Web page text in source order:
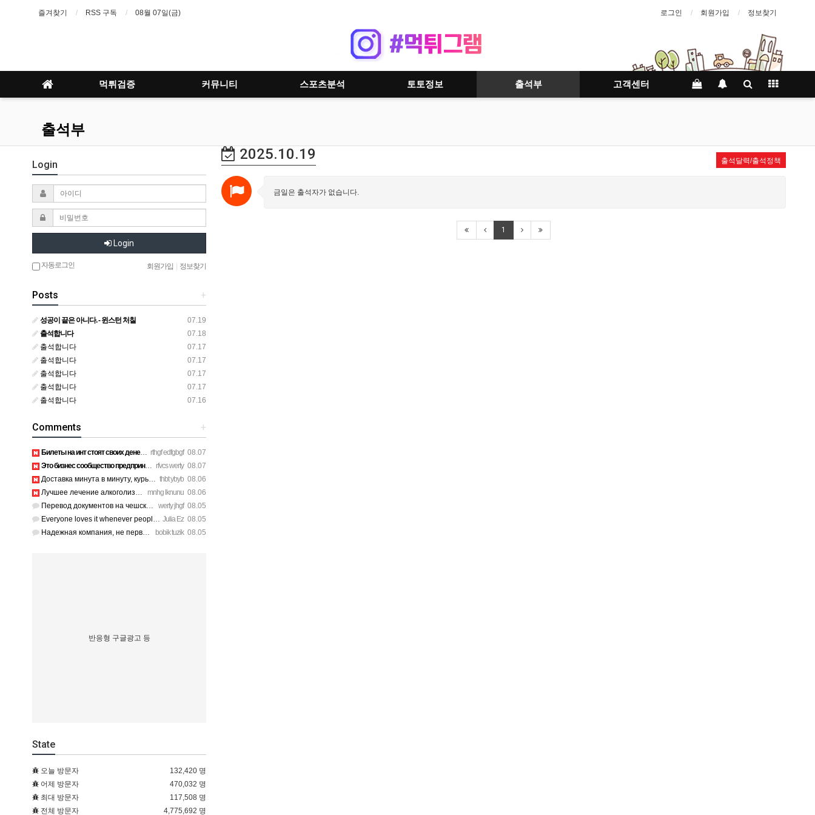
즐겨찾기 RSS 구독 08월 07일(금) 로그인 회원가입 정보찾기
먹튀검증 커뮤니티 스포츠분석 토토정보 출석부 고객센터
출석부
2025.10.19
출석달력/출석정책
금일은 출석자가 없습니다.
1
Login
Login
자동로그인 회원가입 정보찾기
+
Posts
07.19
성공이 끝은 아니다. - 윈스턴 처칠
07.18
출석합니다
07.17
출석합니다
07.17
출석합니다
07.17
출석합니다
07.17
출석합니다
07.16
출석합니다
+
Comments
rthgf edfgbgf 08.07
Билеты на инт стоят своих денег, атмосфера там просто непере…
rfvcs werty 08.07
Это бизнес сообщество предпринимателей в Санкт-Петербурге эк…
thbt ybyb 08.06
Доставка минута в минуту, курьер вежливый. https://legaldir.…
mnhg lknunu 08.06
Лучшее лечение алкоголизма Санкт-Петербург, специалисты букв…
werty jhgf 08.05
Перевод документов на чешский язык нотариус заверил с первог…
Julia Ez 08.05
Everyone loves it whenever people come together and share op…
bobik tuzik 08.05
Надежная компания, не первый раз обращаюсь к ним за обслужив…
반응형 구글광고 등
State
오늘 방문자
132,420 명
어제 방문자
470,032 명
최대 방문자
117,508 명
전체 방문자
4,775,692 명